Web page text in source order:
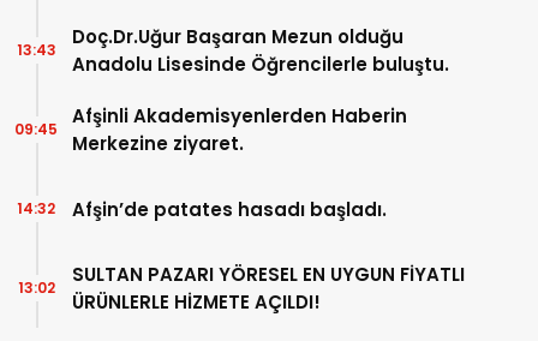
Doç.Dr.Uğur Başaran Mezun olduğu
Anadolu Lisesinde Öğrencilerle buluştu.
13:43
Afşinli Akademisyenlerden Haberin
Merkezine ziyaret.
09:45
Afşin’de patates hasadı başladı.
14:32
SULTAN PAZARI YÖRESEL EN UYGUN FİYATLI
ÜRÜNLERLE HİZMETE AÇILDI!
13:02